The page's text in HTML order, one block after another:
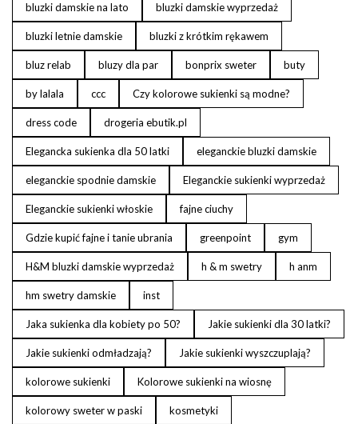
bluzki damskie na lato bluzki damskie wyprzedaż
bluzki letnie damskie bluzki z krótkim rękawem
bluz relab bluzy dla par bonprix sweter buty
by lalala ccc Czy kolorowe sukienki są modne?
dress code drogeria ebutik.pl
Elegancka sukienka dla 50 latki eleganckie bluzki damskie
eleganckie spodnie damskie Eleganckie sukienki wyprzedaż
Eleganckie sukienki włoskie fajne ciuchy
Gdzie kupić fajne i tanie ubrania greenpoint gym
H&M bluzki damskie wyprzedaż h & m swetry h anm
hm swetry damskie inst
Jaka sukienka dla kobiety po 50? Jakie sukienki dla 30 latki?
Jakie sukienki odmładzają? Jakie sukienki wyszczuplają?
kolorowe sukienki Kolorowe sukienki na wiosnę
kolorowy sweter w paski kosmetyki